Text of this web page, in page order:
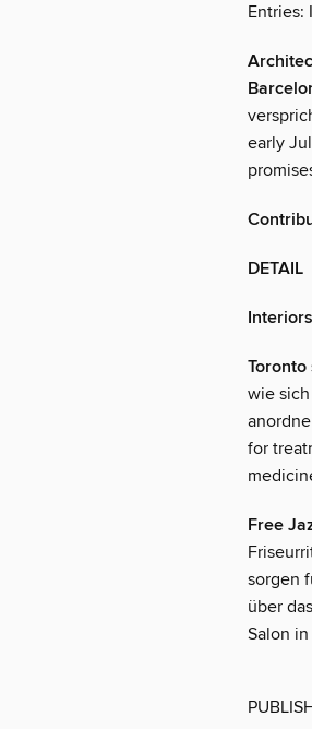
Entries:
early
DETAIL
Interiors
Toronto
wie
for
Free
sorgen
über
Salon